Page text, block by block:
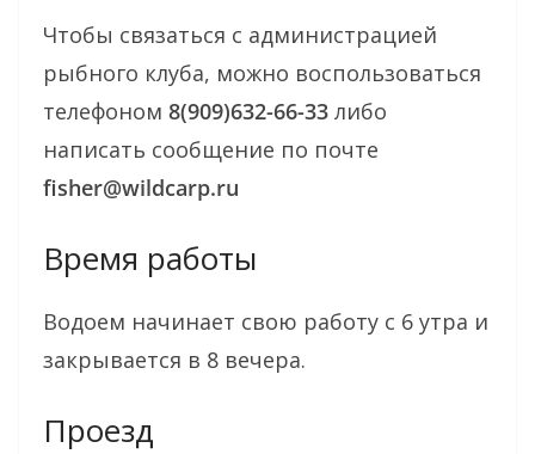
Чтобы связаться с администрацией
рыбного клуба, можно воспользоваться
телефоном 8(909)632-66-33 либо
написать сообщение по почте
fisher@wildcarp.ru
Время работы
Водоем начинает свою работу с 6 утра и
закрывается в 8 вечера.
Проезд